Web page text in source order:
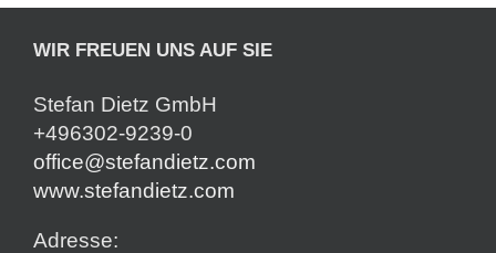
WIR FREUEN UNS AUF SIE
Stefan Dietz GmbH
+496302-9239-0
office@stefandietz.com
www.stefandietz.com
Adresse: